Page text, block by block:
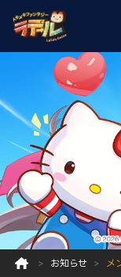
お知らせ メ